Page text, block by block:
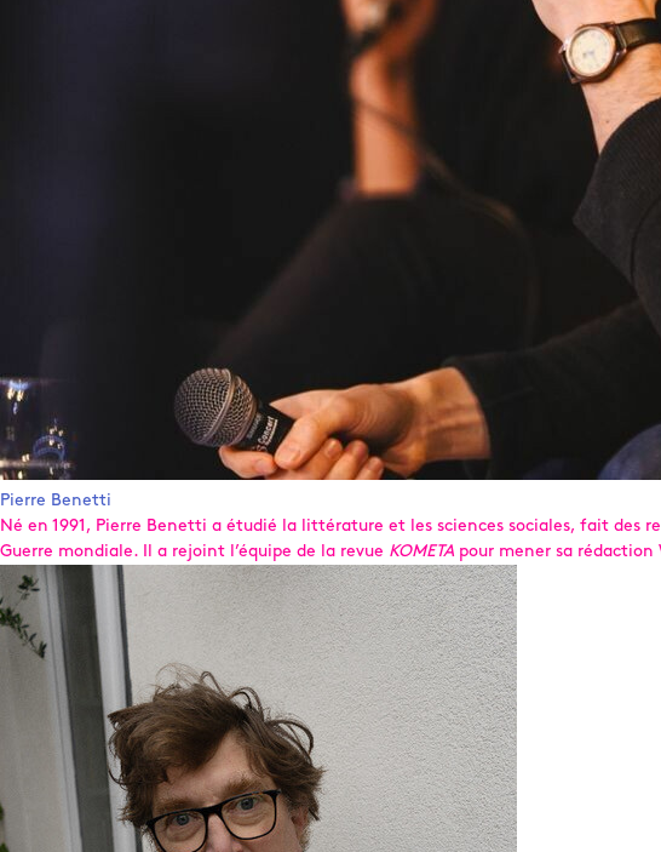
Pierre Benetti
Né en 1991, Pierre Benetti a étudié la littérature et les sciences sociales, fait des
Guerre mondiale. Il a rejoint l’équipe de la revue KOMETA pour mener sa